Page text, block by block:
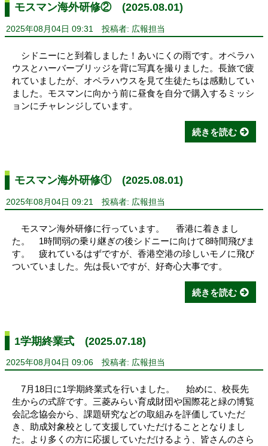
モスマン海外研修② (2025.08.01)
2025年08月04日 09:31 投稿者: 広報担当
シドニーにと到着しました！あいにくの雨です。オペラハ
ウスとハーバーブリッジを背に写真を撮りました。長旅で疲
れていましたが、オペラハウスを見て生徒たちは感動してい
ました。モスマンに向かう前に昼食を自分で購入するミッシ
ョンにチャレンジしています。
続きを読む
モスマン海外研修① (2025.08.01)
2025年08月04日 09:21 投稿者: 広報担当
モスマン海外研修に行っています。 香港に着きまし
た。 1時間弱の乗り継ぎの後シドニーに向けて8時間飛びま
す。 疲れているはずですが、香港空港の珍しいモノに飛び
ついていました。先は長いですが、好奇心大事です。
続きを読む
1学期終業式 (2025.07.18)
2025年08月04日 09:06 投稿者: 広報担当
7月18日に1学期終業式を行いました。 始めに、校長先
生からの式辞です。三菱みらい育成財団や国際花と緑の博覧
会記念協会から、課題研究などの取組みを評価していただ
き、助成対象校として支援していただけることとなりまし
た。より多くの方に応援していただけるよう、皆さんのさら